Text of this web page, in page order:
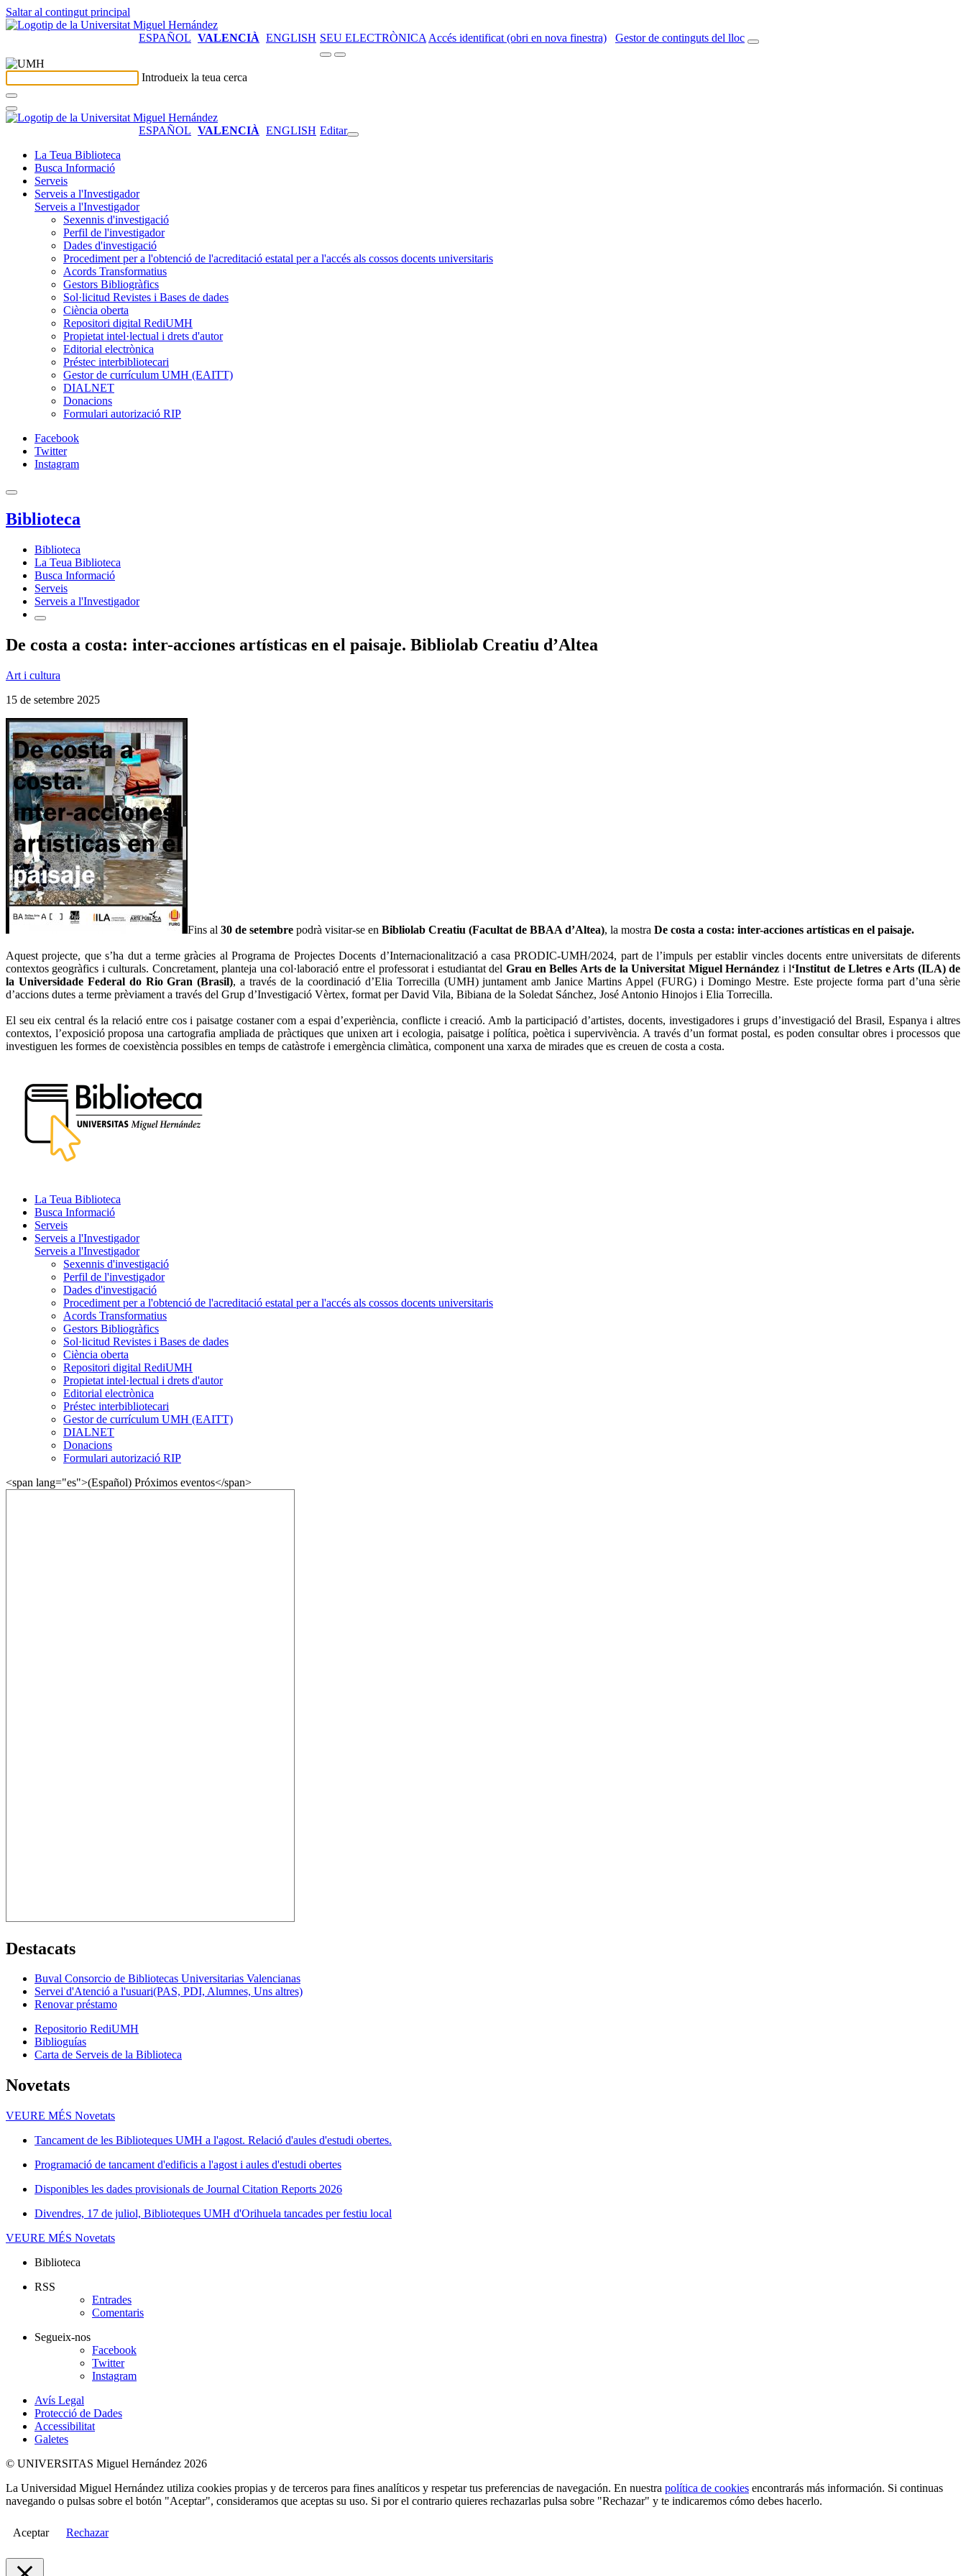
Saltar al contingut principal
ESPAÑOL VALENCIÀ ENGLISH SEU ELECTRÒNICA Accés identificat (obri en nova finestra) Gestor de continguts del lloc
Introdueix la teua cerca
ESPAÑOL VALENCIÀ ENGLISH Editar
La Teua Biblioteca
Busca Informació
Serveis
Serveis a l'Investigador
Serveis a l'Investigador
Sexennis d'investigació
Perfil de l'investigador
Dades d'investigació
Procediment per a l'obtenció de l'acreditació estatal per a l'accés als cossos docents universitaris
Acords Transformatius
Gestors Bibliogràfics
Sol·licitud Revistes i Bases de dades
Ciència oberta
Repositori digital RediUMH
Propietat intel·lectual i drets d'autor
Editorial electrònica
Préstec interbibliotecari
Gestor de currículum UMH (EAITT)
DIALNET
Donacions
Formulari autorizació RIP
Facebook
Twitter
Instagram
Biblioteca
Biblioteca
La Teua Biblioteca
Busca Informació
Serveis
Serveis a l'Investigador
De costa a costa: inter-acciones artísticas en el paisaje. Bibliolab Creatiu d’Altea
Art i cultura
15 de setembre 2025
Fins al 30 de setembre podrà visitar-se en Bibliolab Creatiu (Facultat de BBAA d’Altea), la mostra De costa a costa: inter-acciones artísticas en el paisaje.
Aquest projecte, que s’ha dut a terme gràcies al Programa de Projectes Docents d’Internacionalització a casa PRODIC-UMH/2024, part de l’impuls per establir vincles docents entre universitats de diferents
contextos geogràfics i culturals. Concretament, planteja una col·laboració entre el professorat i estudiantat del Grau en Belles Arts de la Universitat Miguel Hernández i l‘Institut de Lletres e Arts (ILA) de
la Universidade Federal do Rio Gran (Brasil), a través de la coordinació d’Elia Torrecilla (UMH) juntament amb Janice Martins Appel (FURG) i Domingo Mestre. Este projecte forma part d’una sèrie
d’accions dutes a terme prèviament a través del Grup d’Investigació Vèrtex, format per David Vila, Bibiana de la Soledat Sánchez, José Antonio Hinojos i Elia Torrecilla.
El seu eix central és la relació entre cos i paisatge costaner com a espai d’experiència, conflicte i creació. Amb la participació d’artistes, docents, investigadores i grups d’investigació del Brasil, Espanya i altres
contextos, l’exposició proposa una cartografia ampliada de pràctiques que unixen art i ecologia, paisatge i política, poètica i supervivència. A través d’un format postal, es poden consultar obres i processos que
investiguen les formes de coexistència possibles en temps de catàstrofe i emergència climàtica, component una xarxa de mirades que es creuen de costa a costa.
La Teua Biblioteca
Busca Informació
Serveis
Serveis a l'Investigador
Serveis a l'Investigador
Sexennis d'investigació
Perfil de l'investigador
Dades d'investigació
Procediment per a l'obtenció de l'acreditació estatal per a l'accés als cossos docents universitaris
Acords Transformatius
Gestors Bibliogràfics
Sol·licitud Revistes i Bases de dades
Ciència oberta
Repositori digital RediUMH
Propietat intel·lectual i drets d'autor
Editorial electrònica
Préstec interbibliotecari
Gestor de currículum UMH (EAITT)
DIALNET
Donacions
Formulari autorizació RIP
<span lang="es">(Español) Próximos eventos</span>
Destacats
Buval Consorcio de Bibliotecas Universitarias Valencianas
Servei d'Atenció a l'usuari(PAS, PDI, Alumnes, Uns altres)
Renovar préstamo
Repositorio RediUMH
Biblioguías
Carta de Serveis de la Biblioteca
Novetats
VEURE MÉS Novetats
Tancament de les Biblioteques UMH a l'agost. Relació d'aules d'estudi obertes.
Programació de tancament d'edificis a l'agost i aules d'estudi obertes
Disponibles les dades provisionals de Journal Citation Reports 2026
Divendres, 17 de juliol, Biblioteques UMH d'Orihuela tancades per festiu local
VEURE MÉS Novetats
Biblioteca
RSS
Entrades
Comentaris
Segueix-nos
Facebook
Twitter
Instagram
Avís Legal
Protecció de Dades
Accessibilitat
Galetes
© UNIVERSITAS Miguel Hernández 2026
La Universidad Miguel Hernández utiliza cookies propias y de terceros para fines analíticos y respetar tus preferencias de navegación. En nuestra política de cookies encontrarás más información. Si continuas
navegando o pulsas sobre el botón "Aceptar", consideramos que aceptas su uso. Si por el contrario quieres rechazarlas pulsa sobre "Rechazar" y te indicaremos cómo debes hacerlo.
Aceptar Rechazar